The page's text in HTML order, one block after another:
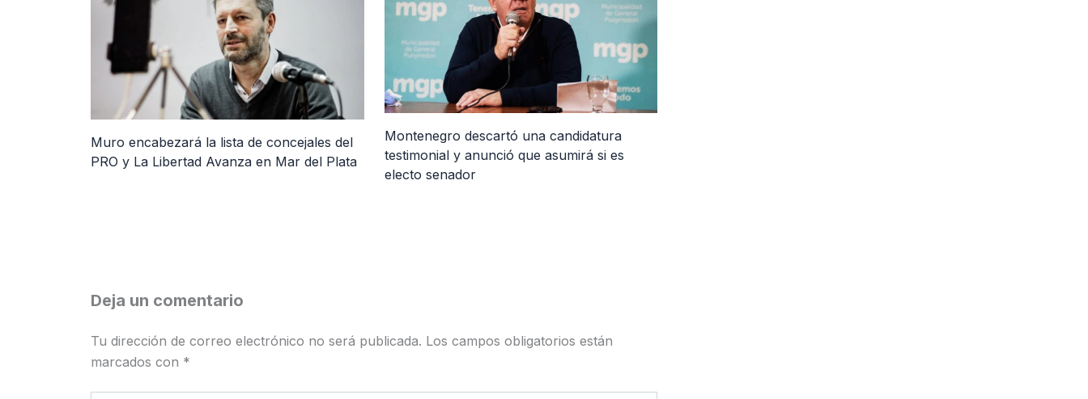
Muro encabezará la lista de concejales del
PRO y La Libertad Avanza en Mar del Plata
Montenegro descartó una candidatura
testimonial y anunció que asumirá si es
electo senador
Deja un comentario
Tu dirección de correo electrónico no será publicada. Los campos obligatorios están
marcados con *